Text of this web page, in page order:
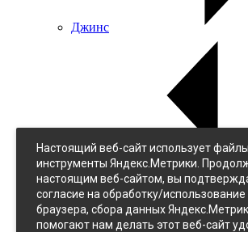
Джинс
Джинс
Однотонный
Принтованный
Настоящий веб-сайт использует
инструменты Яндекс.Метрики.
настоящим веб-сайтом, вы
согласие на обработку/
браузера, сбора данных
помогают нам делать этот веб-сайт